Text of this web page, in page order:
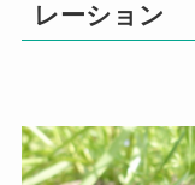
レーション